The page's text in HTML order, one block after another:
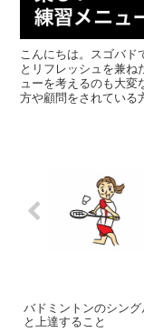
こんにちは。スゴバド
とリフレッシュを兼
ューを考えるのも大
方や顧問をされている
バドミントンのシン
と上達すること